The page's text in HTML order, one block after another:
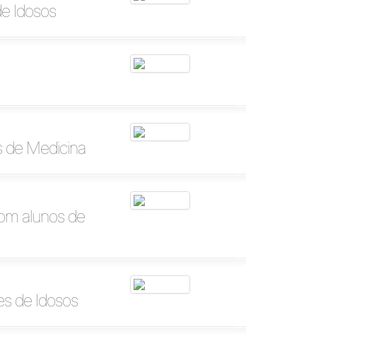
Idosos
de Medicina
alunos de
de Idosos